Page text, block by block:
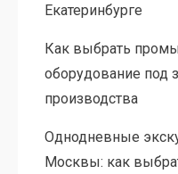
Екатеринбурге
Как выбрать
оборудование под
производства
Однодневные
Москвы: как